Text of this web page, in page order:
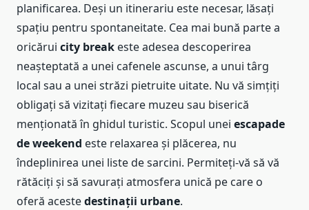
planificarea. Deși un itinerariu este necesar, lăsați
spațiu pentru spontaneitate. Cea mai bună parte a
oricărui city break este adesea descoperirea
neașteptată a unei cafenele ascunse, a unui târg
local sau a unei străzi pietruite uitate. Nu vă simțiți
obligați să vizitați fiecare muzeu sau biserică
menționată în ghidul turistic. Scopul unei escapade
de weekend este relaxarea și plăcerea, nu
îndeplinirea unei liste de sarcini. Permiteți-vă să vă
rătăciți și să savurați atmosfera unică pe care o
oferă acestedestinații urbane.